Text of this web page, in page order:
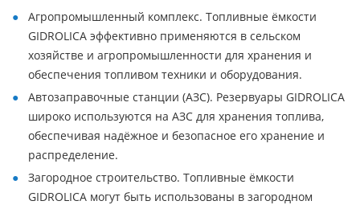
Агропромышленный комплекс. Топливные ёмкости
GIDROLICA эффективно применяются в сельском
хозяйстве и агропромышленности для хранения и
обеспечения топливом техники и оборудования.
Автозаправочные станции (АЗС). Резервуары GIDROLICA
широко используются на АЗС для хранения топлива,
обеспечивая надёжное и безопасное его хранение и
распределение.
Загородное строительство. Топливные ёмкости
GIDROLICA могут быть использованы в загородном